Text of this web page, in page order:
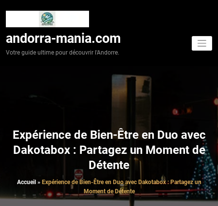
andorra-mania.com
Votre guide ultime pour découvrir l'Andorre.
Expérience de Bien-Être en Duo avec
Dakotabox : Partagez un Moment de
Détente
Accueil » Expérience de Bien-Être en Duo avec Dakotabox : Partagez un
Moment de Détente